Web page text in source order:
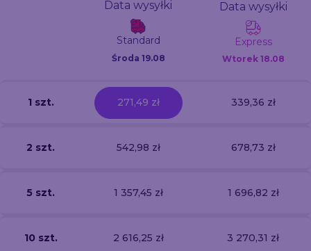
Data wysyłki
Standard
Środa 19.08
Data wysyłki
Express
Wtorek 18.08
1 szt. 271,49 zł 339,36 zł
2 szt. 542,98 zł 678,73 zł
5 szt. 1 357,45 zł 1 696,82 zł
10 szt. 2 616,25 zł 3 270,31 zł